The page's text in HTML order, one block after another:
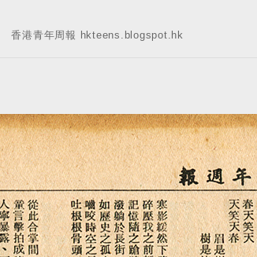
香港青年周報 hkteens.blogspot.hk